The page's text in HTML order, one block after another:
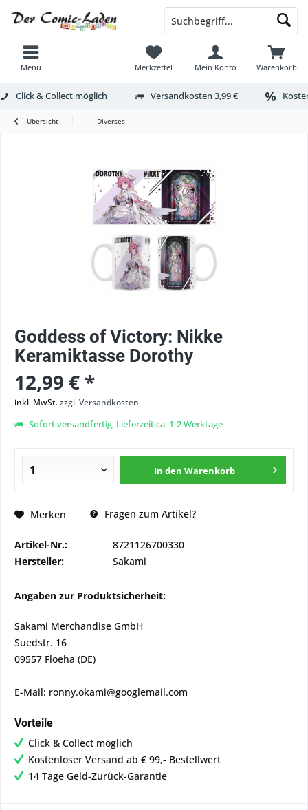
Menü Warenkorb
Merkzettel Mein Konto
Click & Collect möglich Versandkosten 3,99 €
Übersicht Diverses
Goddess of Victory: Nikke
Keramiktasse Dorothy
12,99 € *
inkl. MwSt.zzgl. Versandkosten
Sofort versandfertig, Lieferzeit ca. 1-2 Werktage
In den Warenkorb
Merken Fragen zum Artikel?
Artikel-Nr.:
8721126700330
Hersteller:
Sakami
Angaben zur Produktsicherheit:
Sakami Merchandise GmbH
Suedstr. 16
09557 Floeha (DE)
E-Mail: ronny.okami@googlemail.com
Vorteile
Click & Collect möglich
Kostenloser Versand ab € 99,- Bestellwert
14 Tage Geld-Zurück-Garantie